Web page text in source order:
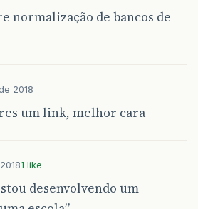
normalização de bancos de
2018
um link, melhor cara
1 like
desenvolvendo um